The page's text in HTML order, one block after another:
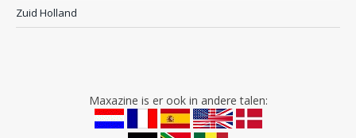
Zuid Holland
Maxazine is er ook in andere talen: